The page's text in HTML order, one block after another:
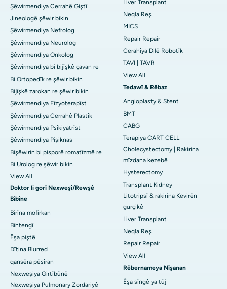
Şêwirmendiya Cerrahê Giştî
Jineologê şêwir bikin
Şêwirmendiya Nefrolog
Şêwirmendiya Neurolog
Şêwirmendiya Onkolog
Şêwirmendiya bi bijîşkê çavan re
Bi Ortopedîk re şêwir bikin
Bijîşkê zarokan re şêwir bikin
Şêwirmendiya Fîzyoterapîst
Şêwirmendiya Cerrahê Plastîk
Şêwirmendiya Psîkiyatrîst
Şêwirmendiya Pişiknas
Bişêwirin bi pisporê romatîzmê re
Bi Urolog re şêwir bikin
View All
Doktor li gorî Nexweşî/Rewşê
Bibîne
Birîna mofirkan
Bîntengî
Êşa piştê
Dîtina Blurred
qansêra pêsîran
Nexweşiya Girtîbûnê
Nexweşiya Pulmonary Zordariyê
Liver Transplant
Neqla Reş
MICS
Repair Repair
Cerahîya Dilê Robotîk
TAVI | TAVR
View All
Tedawî & Rêbaz
Angioplasty & Stent
BMT
CABG
Terapiya CART CELL
Cholecystectomy | Rakirina
mîzdana kezebê
Hysterectomy
Transplant Kidney
Litotripsî & rakirina Kevirên
gurçikê
Liver Transplant
Neqla Reş
Repair Repair
View All
Rêbernameya Nîşanan
Êşa sîngê ya tûj